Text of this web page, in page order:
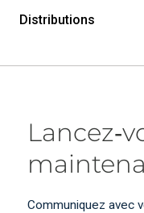
Distributions
Communiquez avec